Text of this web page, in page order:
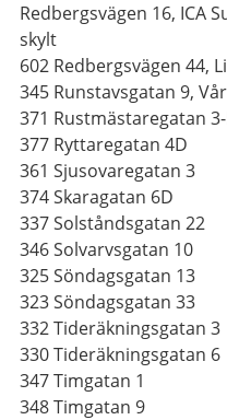
Redbergsvägen 16, ICA
skylt
602 Redbergsvägen 44,
345 Runstavsgatan 9,
371 Rustmästaregatan
377 Ryttaregatan 4D
361 Sjusovaregatan 3
374 Skaragatan 6D
337 Solståndsgatan 22
346 Solvarvsgatan 10
325 Söndagsgatan 13
323 Söndagsgatan 33
332 Tideräkningsgatan 3
330 Tideräkningsgatan 6
347 Timgatan 1
348 Timgatan 9